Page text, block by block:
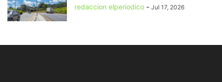
redaccion elperiodico - Jul 17, 2026